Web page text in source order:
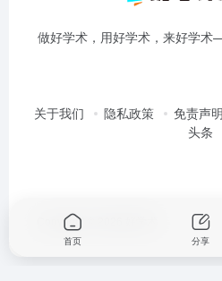
做好学术，用好学术，来好学
关于我们 隐私政策 免责声明
头条
Copyright © 2026
首页 分享